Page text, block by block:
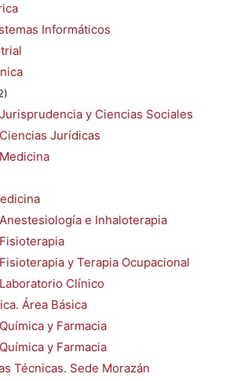
Informáticos
y Ciencias Sociales
Jurídicas
e Inhaloterapia
y Terapia Ocupacional
Clínico
Área Básica
y Farmacia
y Farmacia
Técnicas. Sede Morazán